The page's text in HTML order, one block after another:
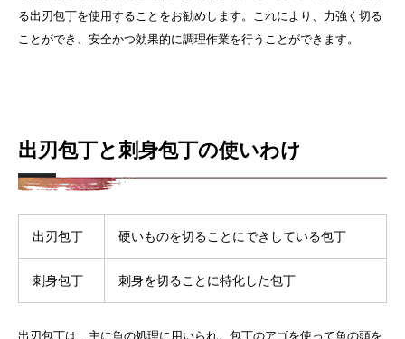
る出刃包丁を使用することをお勧めします。これにより、力強く切る
ことができ、安全かつ効果的に調理作業を行うことができます。
出刃包丁と刺身包丁の使いわけ
出刃包丁 硬いものを切ることにできしている包丁
刺身包丁 刺身を切ることに特化した包丁
出刃包丁は、主に魚の処理に用いられ、 包丁のアゴを使って魚の頭を